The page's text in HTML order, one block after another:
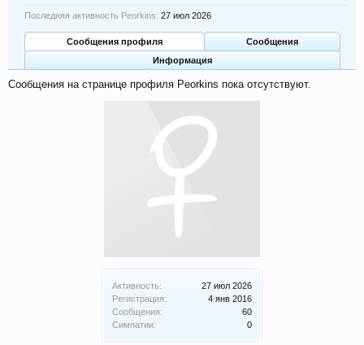
Активность:
27 июл 2026
Регистрация:
4 янв 2016
Сообщения:
60
Симпатии:
0
Последняя активность Peorkins: 27 июл 2026
Сообщения профиля
Сообщения
Информация
Сообщения на странице профиля Peorkins пока отсутствуют.